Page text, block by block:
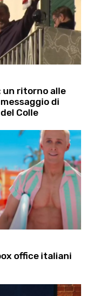
un ritorno alle
di
Colle
office italiani